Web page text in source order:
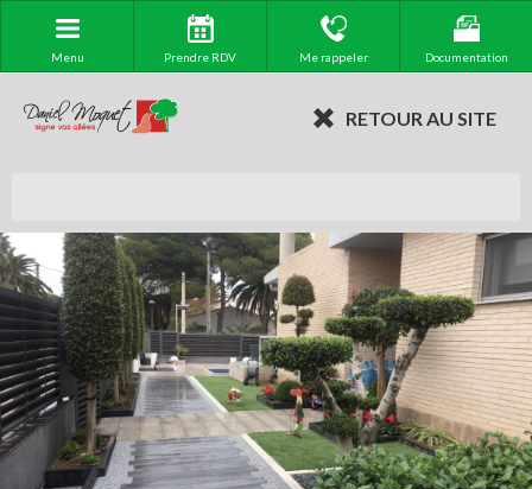
Menu Prendre RDV Me rappeler Documentation
RETOUR AU SITE